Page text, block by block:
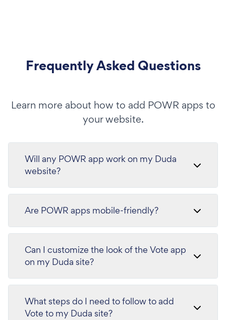
Frequently Asked Questions
Learn more about how to add POWR apps to
your website.
Will any POWR app work on my Duda
website?
Are POWR apps mobile-friendly?
Can I customize the look of the Vote app
on my Duda site?
What steps do I need to follow to add
Vote to my Duda site?